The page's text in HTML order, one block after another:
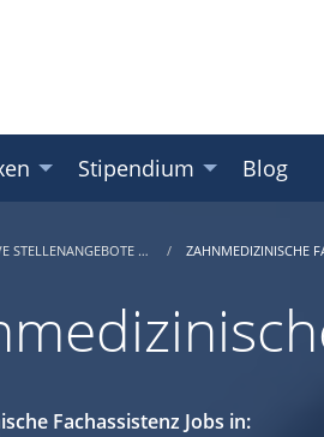
Stipendium Blog
STELLENANGEBOTE … ZAHNMEDIZINISCHE
Fachassistenz Jobs in: